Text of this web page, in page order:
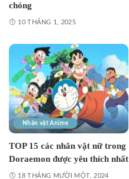
chóng
10 THÁNG 1, 2025
Nhân vật Anime
TOP 15 các nhân vật nữ trong
Doraemon được yêu thích nhất
18 THÁNG MƯỜI MỘT, 2024